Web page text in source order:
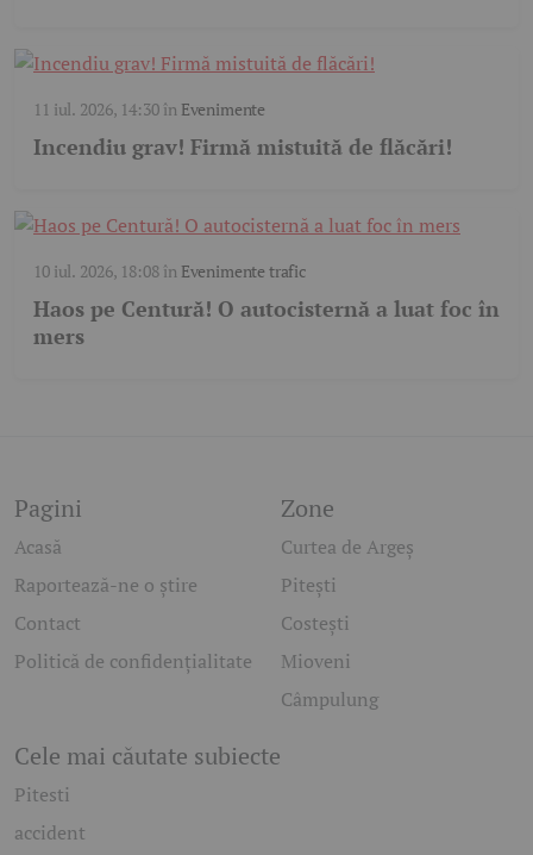
11 iul. 2026, 14:30în Evenimente
Incendiu grav! Firmă mistuită de flăcări!
10 iul. 2026, 18:08în Evenimente trafic
Haos pe Centură! O autocisternă a luat foc în
mers
Pagini
Acasă
Raportează-ne o știre
Contact
Politică de confidențialitate
Zone
Curtea de Argeș
Pitești
Costești
Mioveni
Câmpulung
Cele mai căutate subiecte
Pitesti
accident